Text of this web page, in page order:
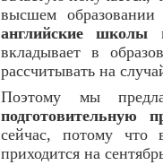
высшем
английские школы
вкладывает в
рассчитывать на
Поэтому мы
подготовительную
сейчас, потому что
приходится на